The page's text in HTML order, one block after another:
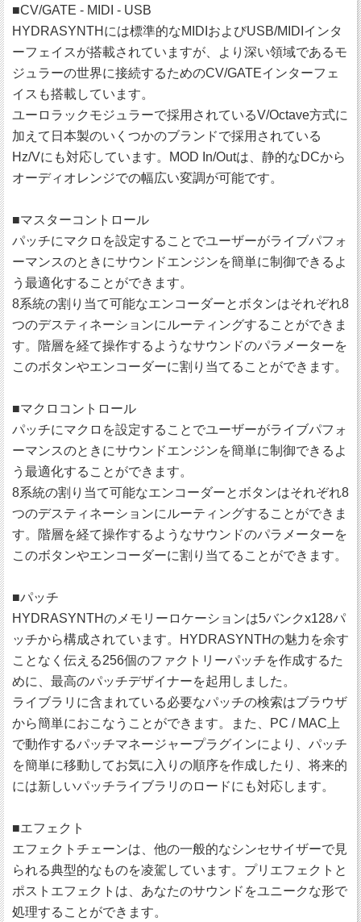
■CV/GATE - MIDI - USB
HYDRASYNTHには標準的なMIDIおよびUSB/MIDIインタ
ーフェイスが搭載されていますが、より深い領域であるモ
ジュラーの世界に接続するためのCV/GATEインターフェ
イスも搭載しています。
ユーロラックモジュラーで採用されているV/Octave方式に
加えて日本製のいくつかのブランドで採用されている
Hz/Vにも対応しています。MOD In/Outは、静的なDCから
オーディオレンジでの幅広い変調が可能です。
■マスターコントロール
パッチにマクロを設定することでユーザーがライブパフォ
ーマンスのときにサウンドエンジンを簡単に制御できるよ
う最適化することができます。
8系統の割り当て可能なエンコーダーとボタンはそれぞれ8
つのデスティネーションにルーティングすることができま
す。階層を経て操作するようなサウンドのパラメーターを
このボタンやエンコーダーに割り当てることができます。
■マクロコントロール
パッチにマクロを設定することでユーザーがライブパフォ
ーマンスのときにサウンドエンジンを簡単に制御できるよ
う最適化することができます。
8系統の割り当て可能なエンコーダーとボタンはそれぞれ8
つのデスティネーションにルーティングすることができま
す。階層を経て操作するようなサウンドのパラメーターを
このボタンやエンコーダーに割り当てることができます。
■パッチ
HYDRASYNTHのメモリーロケーションは5バンクx128パ
ッチから構成されています。HYDRASYNTHの魅力を余す
ことなく伝える256個のファクトリーパッチを作成するた
めに、最高のパッチデザイナーを起用しました。
ライブラリに含まれている必要なパッチの検索はブラウザ
から簡単におこなうことができます。また、PC / MAC上
で動作するパッチマネージャープラグインにより、パッチ
を簡単に移動してお気に入りの順序を作成したり、将来的
には新しいパッチライブラリのロードにも対応します。
■エフェクト
エフェクトチェーンは、他の一般的なシンセサイザーで見
られる典型的なものを凌駕しています。プリエフェクトと
ポストエフェクトは、あなたのサウンドをユニークな形で
処理することができます。